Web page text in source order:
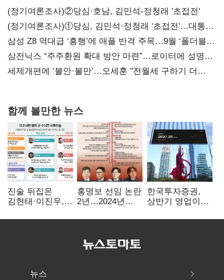
(정기여론조사)②당심·호남, 김민석-정청래 '초접전'
(정기여론조사)①당심, 김민석·정청래 '초접전'…대통령
지지도 '50% 아래로'(종합)
삼성 Z8 역대급 ‘흥행’에 애플 반격 주목…9월 ‘폴더블
대전’
삼전닉스 “주주환원 확대 방안 마련”…로이터에 성명
보내
세제개편에 ‘불안·불만’…오세훈 "전월세 구하기 더
함께 볼만한 뉴스
진술 뒤집은
김현태·이진우,
헌신"…법정서
홍명보 선임 논란
2년…2024년
압색까지
한국투자증권,
상반기 영업이익
전년비 89.1%↑
뉴스